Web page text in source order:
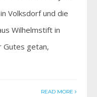
Volksdorf und die
Wilhelmstift in
Gutes getan,
READ MORE